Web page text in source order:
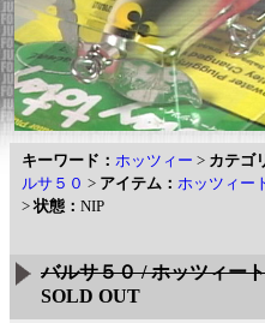
キーワード： ホッツィー > カテゴ
ルサ５０ > アイテム： ホッツィー
>状態： NIP
バルサ５０ / ホッツィー
SOLD OUT